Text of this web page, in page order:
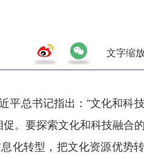
文字缩
平总书记指出：“文化和科
。要探索文化和科技融合
化转型，把文化资源优势